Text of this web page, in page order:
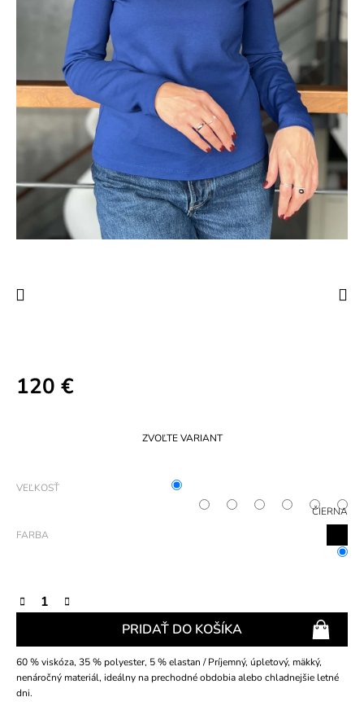
120 €
ZVOĽTE VARIANT
VEĽKOSŤ
FARBA
ČIERNA
PRIDAŤ DO KOŠÍKA
60 % viskóza, 35 % polyester, 5 % elastan / Príjemný, úpletový, mäkký,
nenáročný materiál, ideálny na prechodné obdobia alebo chladnejšie letné
dni.